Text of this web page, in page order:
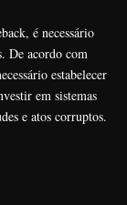
é necessário
De acordo com
estabelecer
em sistemas
e atos corruptos.